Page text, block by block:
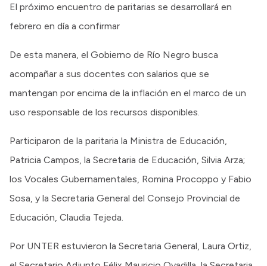
El próximo encuentro de paritarias se desarrollará en
febrero en día a confirmar
De esta manera, el Gobierno de Río Negro busca
acompañar a sus docentes con salarios que se
mantengan por encima de la inflación en el marco de un
uso responsable de los recursos disponibles.
Participaron de la paritaria la Ministra de Educación,
Patricia Campos, la Secretaria de Educación, Silvia Arza;
los Vocales Gubernamentales, Romina Procoppo y Fabio
Sosa, y la Secretaria General del Consejo Provincial de
Educación, Claudia Tejeda.
Por UNTER estuvieron la Secretaria General, Laura Ortiz,